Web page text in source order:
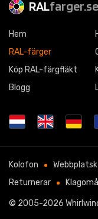
RALfarger.se
Hem
RAL-färger
Köp RAL-färgfläkt
Blogg
Kolofon
Returnerar
Klagomål
© 2005-2026